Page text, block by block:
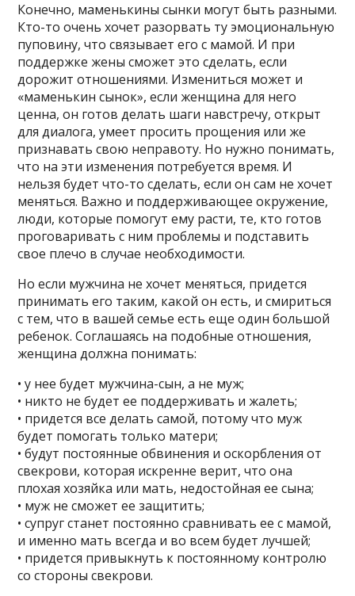
Конечно, маменькины сынки могут быть разными.
Кто-то очень хочет разорвать ту эмоциональную
пуповину, что связывает его с мамой. И при
поддержке жены сможет это сделать, если
дорожит отношениями. Измениться может и
«маменькин сынок», если женщина для него
ценна, он готов делать шаги навстречу, открыт
для диалога, умеет просить прощения или же
признавать свою неправоту. Но нужно понимать,
что на эти изменения потребуется время. И
нельзя будет что-то сделать, если он сам не хочет
меняться. Важно и поддерживающее окружение,
люди, которые помогут ему расти, те, кто готов
проговаривать с ним проблемы и подставить
свое плечо в случае необходимости.
Но если мужчина не хочет меняться, придется
принимать его таким, какой он есть, и смириться
с тем, что в вашей семье есть еще один большой
ребенок. Соглашаясь на подобные отношения,
женщина должна понимать:
• у нее будет мужчина-сын, а не муж;
• никто не будет ее поддерживать и жалеть;
• придется все делать самой, потому что муж
будет помогать только матери;
• будут постоянные обвинения и оскорбления от
свекрови, которая искренне верит, что она
плохая хозяйка или мать, недостойная ее сына;
• муж не сможет ее защитить;
• супруг станет постоянно сравнивать ее с мамой,
и именно мать всегда и во всем будет лучшей;
• придется привыкнуть к постоянному контролю
со стороны свекрови.